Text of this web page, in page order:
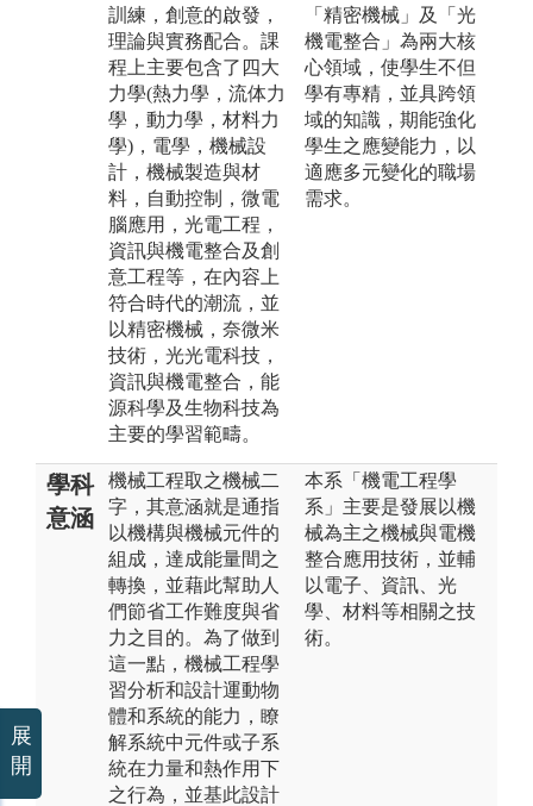
訓練，創意的啟發，
理論與實務配合。課
程上主要包含了四大
力學(熱力學，流体力
學，動力學，材料力
學)，電學，機械設
計，機械製造與材
料，自動控制，微電
腦應用，光電工程，
資訊與機電整合及創
意工程等，在內容上
符合時代的潮流，並
以精密機械，奈微米
技術，光光電科技，
資訊與機電整合，能
源科學及生物科技為
主要的學習範疇。
「精密機械」及「光
機電整合」為兩大核
心領域，使學生不但
學有專精，並具跨領
域的知識，期能強化
學生之應變能力，以
適應多元變化的職場
需求。
學科
意涵
機械工程取之機械二
字，其意涵就是通指
以機構與機械元件的
組成，達成能量間之
轉換，並藉此幫助人
們節省工作難度與省
力之目的。為了做到
這一點，機械工程學
習分析和設計運動物
體和系統的能力，瞭
解系統中元件或子系
統在力量和熱作用下
之行為，並基此設計
本系「機電工程學
系」主要是發展以機
械為主之機械與電機
整合應用技術，並輔
以電子、資訊、光
學、材料等相關之技
術。
展
開